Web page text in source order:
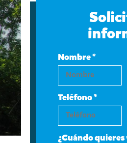
Nombre *
Teléfono *
¿Cuándo quieres